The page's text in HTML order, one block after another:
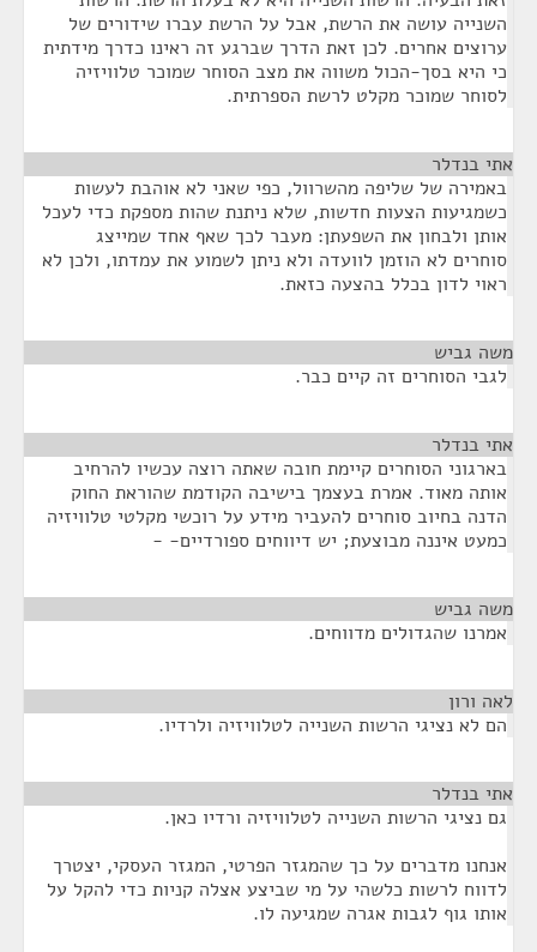
השנייה עושה את הרשת, אבל על הרשת עברו שידורים של
ערוצים אחרים. לכן זאת הדרך שברגע זה ראינו כדרך מידתית
כי היא בסך-הכול משווה את מצב הסוחר שמוכר טלוויזיה
לסוחר שמוכר מקלט לרשת הספרתית.
אתי בנדלר
באמירה של שליפה מהשרוול, כפי שאני לא אוהבת לעשות
כשמגיעות הצעות חדשות, שלא ניתנת שהות מספקת כדי לעכל
אותן ולבחון את השפעתן: מעבר לכך שאף אחד שמייצג
סוחרים לא הוזמן לוועדה ולא ניתן לשמוע את עמדתו, ולכן לא
ראוי לדון בכלל בהצעה כזאת.
משה גביש
לגבי הסוחרים זה קיים כבר.
אתי בנדלר
בארגוני הסוחרים קיימת חובה שאתה רוצה עכשיו להרחיב
אותה מאוד. אמרת בעצמך בישיבה הקודמת שהוראת החוק
הדנה בחיוב סוחרים להעביר מידע על רוכשי מקלטי טלוויזיה
כמעט איננה מבוצעת; יש דיווחים ספורדיים- -
משה גביש
אמרנו שהגדולים מדווחים.
לאה ורון
הם לא נציגי הרשות השנייה לטלוויזיה ולרדיו.
אתי בנדלר
גם נציגי הרשות השנייה לטלוויזיה ורדיו כאן.
אנחנו מדברים על כך שהמגזר הפרטי, המגזר העסקי, יצטרך
לדווח לרשות כלשהי על מי שביצע אצלה קניות כדי להקל על
אותו גוף לגבות אגרה שמגיעה לו.